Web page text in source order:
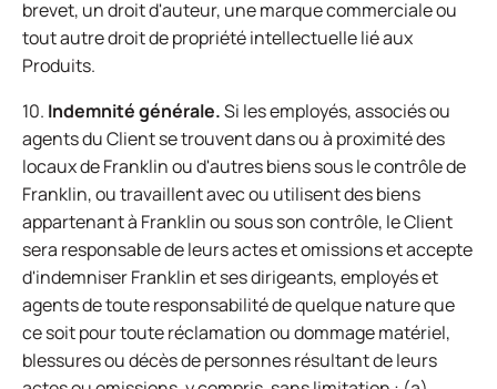
brevet, un droit d'auteur, une marque commerciale ou
tout autre droit de propriété intellectuelle lié aux
Produits.
10. Indemnité générale.Si les employés, associés ou
agents du Client se trouvent dans ou à proximité des
locaux de Franklin ou d'autres biens sous le contrôle de
Franklin, ou travaillent avec ou utilisent des biens
appartenant à Franklin ou sous son contrôle, le Client
sera responsable de leurs actes et omissions et accepte
d'indemniser Franklin et ses dirigeants, employés et
agents de toute responsabilité de quelque nature que
ce soit pour toute réclamation ou dommage matériel,
blessures ou décès de personnes résultant de leurs